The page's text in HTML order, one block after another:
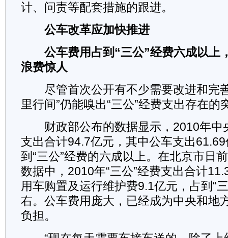
计、问责等配套措施的跟进。
公车改革应加快推进
公车费用占到“三公”经费六成以上
浪费惊人
尽管首次公开有不少需要改进和完
里行间”仍能嗅出“三公”经费支出存在的
财政部公布的数据显示，2010年中
支出合计94.7亿元，其中公车支出
到“三公”经费的六成以上。在北京市日
数据中，2010年“三公”经费支出合计
用车购置及运行维护费9.1亿元，占到“
右。公车费用庞大，已经成为中央和地
负担。